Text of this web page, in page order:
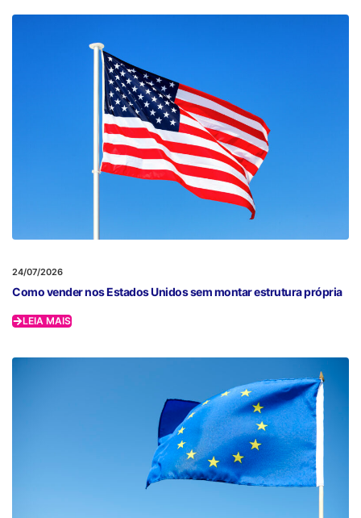
24/07/2026
Como vender nos Estados Unidos sem montar estrutura própria
LEIA MAIS